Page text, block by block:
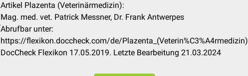
Artikel Plazenta (Veterinärmedizin):
Mag. med. vet. Patrick Messner, Dr. Frank Antwerpes
Abrufbar unter:
https://flexikon.doccheck.com/de/Plazenta_(Veterin%C3%A4rmedizin)
DocCheck Flexikon 17.05.2019. Letzte Bearbeitung 21.03.2024